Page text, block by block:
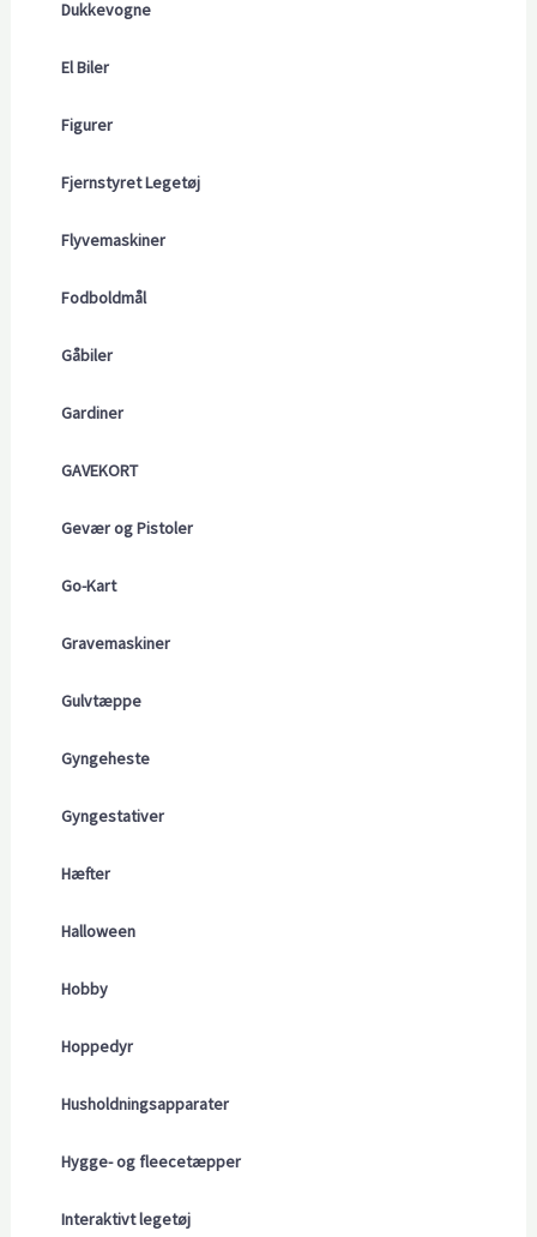
Dukkevogne
El Biler
Figurer
Fjernstyret Legetøj
Flyvemaskiner
Fodboldmål
Gåbiler
Gardiner
GAVEKORT
Gevær og Pistoler
Go-Kart
Gravemaskiner
Gulvtæppe
Gyngeheste
Gyngestativer
Hæfter
Halloween
Hobby
Hoppedyr
Husholdningsapparater
Hygge- og fleecetæpper
Interaktivt legetøj